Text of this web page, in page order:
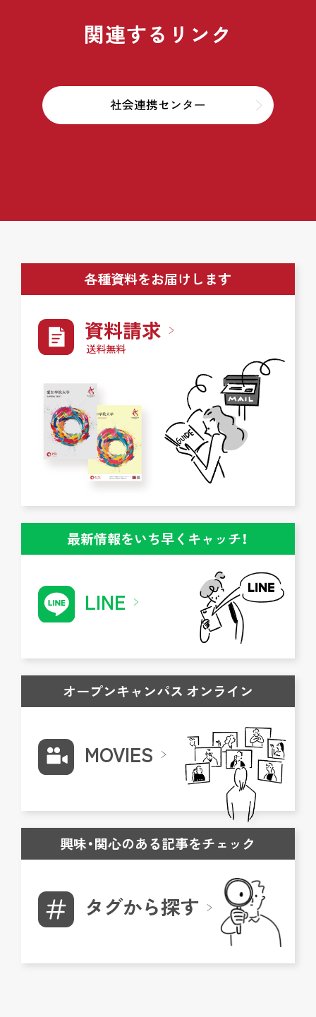
関連するリンク
社会連携センター
各種資料をお届けします
資料請求
送料無料
最新情報をいち早くキャッチ！
LINE
オープンキャンパス オンライン
MOVIES
興味・関心のある記事をチェック
タグから探す